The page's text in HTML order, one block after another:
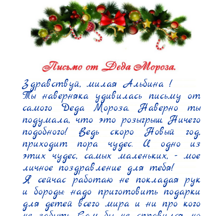
Здравствуй, милая Альбина !
Ты наверняка удивилась письму от
самого Деда Мороза. Наверно ты
подумала, что это розыгрыш. Ничего
подобного! Ведь скоро Новый год,
приходит пора чудес. И одно из
этих чудес, самых маленьких, - мое
личное поздравление для тебя!
Я сейчас работаю не покладая рук
и бороды: надо приготовить подарки
для детей всего мира и ни про кого